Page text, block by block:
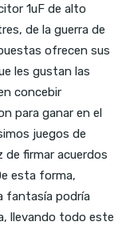
1uF de alto
de la guerra de
ofrecen sus
les gustan las
concebir
para ganar en el
juegos de
firmar acuerdos
esta forma,
fantasía podría
llevando todo este